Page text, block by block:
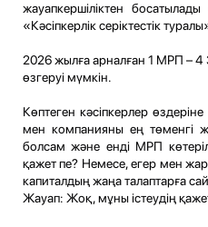
жауапкершіліктен
«Кәсіпкерлік серіктестік
2026 жылға арналған 1 МРП – 4
өзгеруі мүмкін.
Көптеген кәсіпкерлер
мен компанияны ең төменгі
болсам және енді МРП
қажет пе? Немесе, егер мен
капиталдың жаңа талаптарға
Жауап: Жоқ, мұны істеудің